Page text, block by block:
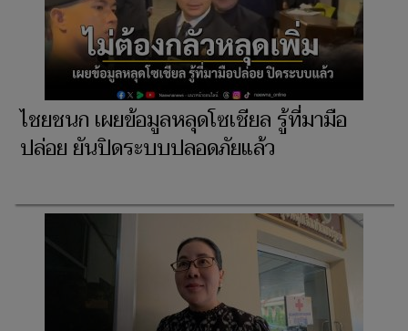
ไชยชนก เผยข้อมูลหลุดโซเชียล รู้ที่มามือ
ปล่อย ยันปิดระบบปลอดภัยแล้ว